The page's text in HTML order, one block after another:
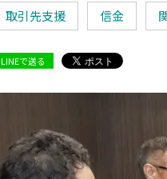
取引先支援 信金
LINEで送る